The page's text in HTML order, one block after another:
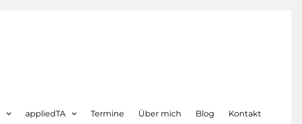
appliedTA Termine Über mich Blog Kontakt